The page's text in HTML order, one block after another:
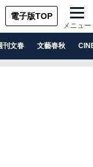
電子版TOP
メニュー
刊文春 文藝春秋